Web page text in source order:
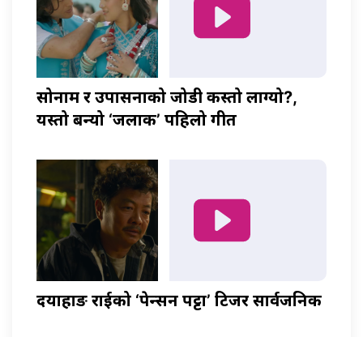
सोनाम र उपासनाको जोडी कस्तो लाग्यो?,
यस्तो बन्यो ‘जलाकी’ पहिलो गीत
दयाहाङ राईको ‘पेन्सन पट्टा’ टिजर सार्वजनिक